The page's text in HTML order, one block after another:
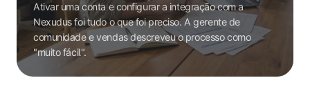
Ativar uma conta e configurar a integração com a
Nexudus foi tudo o que foi preciso. A gerente de
comunidade e vendas descreveu o processo como
"muito fácil".